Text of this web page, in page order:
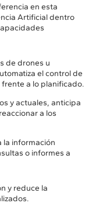
en esta
Artificial dentro
de drones u
el control de
frente a lo planificado.
y actuales, anticipa
a los
la información
o informes a
y reduce la